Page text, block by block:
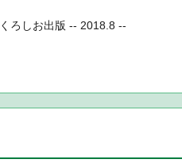
ろしお出版 -- 2018.8 --